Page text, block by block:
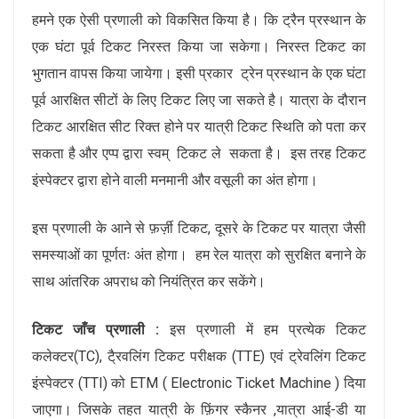
हमने एक ऐसी प्रणाली को विकसित किया है। कि ट्रैन प्रस्थान के
एक घंटा पूर्व टिकट निरस्त किया जा सकेगा। निरस्त टिकट का
भुगतान वापस किया जायेगा। इसी प्रकार ट्रेन प्रस्थान के एक घंटा
पूर्व आरक्षित सीटों के लिए टिकट लिए जा सकते है। यात्रा के दौरान
टिकट आरक्षित सीट रिक्त होने पर यात्री टिकट स्थिति को पता कर
सकता है और एप्प द्वारा स्वम् टिकट ले सकता है। इस तरह टिकट
इंस्पेक्टर द्वारा होने वाली मनमानी और वसूली का अंत होगा।
इस प्रणाली के आने से फ़र्ज़ी टिकट, दूसरे के टिकट पर यात्रा जैसी
समस्याओं का पूर्णतः अंत होगा। हम रेल यात्रा को सुरक्षित बनाने के
साथ आंतरिक अपराध को नियंत्रित कर सकेंगे।
टिकट जाँच प्रणाली : इस प्रणाली में हम प्रत्येक टिकट
कलेक्टर(TC), टै्रवलिंग टिकट परीक्षक (TTE) एवं ट्रेवलिंग टिकट
इंस्पेक्टर (TTI) को ETM ( Electronic Ticket Machine ) दिया
जाएगा। जिसके तहत यात्री के फ़िंगर स्कैनर ,यात्रा आई-डी या